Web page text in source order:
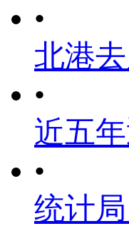
•
北港
•
近五
•
统计